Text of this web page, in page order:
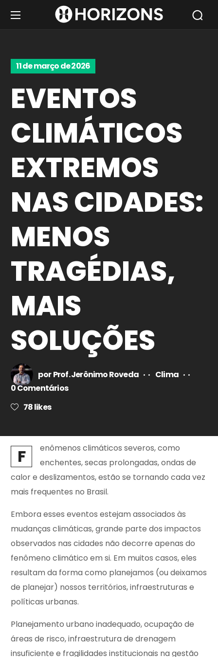
11 de março de 2026
EVENTOS
CLIMÁTICOS
EXTREMOS
NAS CIDADES:
MENOS
TRAGÉDIAS,
MAIS
SOLUÇÕES
porProf. Jerônimo Roveda
Clima
0 Comentários
78likes
F
enômenos climáticos severos, como
enchentes, secas prolongadas, ondas de
calor e deslizamentos, estão se tornando cada vez
mais frequentes no Brasil.
Embora esses eventos estejam associados às
mudanças climáticas, grande parte dos impactos
observados nas cidades não decorre apenas do
fenômeno climático em si. Em muitos casos, eles
resultam da forma como planejamos (ou deixamos
de planejar) nossos territórios, infraestruturas e
políticas urbanas.
Planejamento urbano inadequado, ocupação de
áreas de risco, infraestrutura de drenagem
insuficiente e fragilidades institucionais na gestão